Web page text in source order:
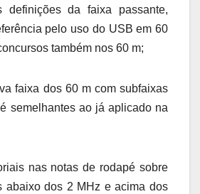
definições da faixa passante,
pelo uso do USB em 60
também nos 60 m;
faixa dos 60 m com subfaixas
semelhantes ao já aplicado na
nas notas de rodapé sobre
abaixo dos 2 MHz e acima dos